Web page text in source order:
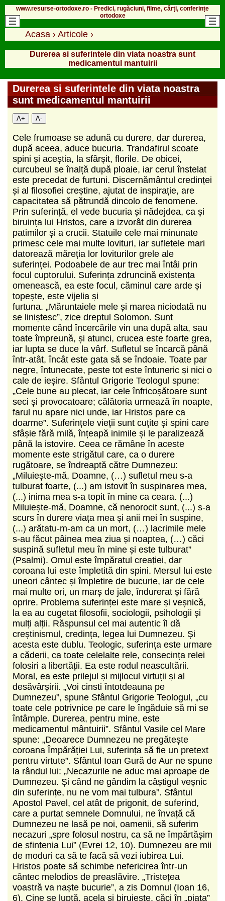
www.resurse-ortodoxe.ro - Predici, rugăciuni, filme, cărți, conferințe
ortodoxe
Acasa › Articole ›
Durerea si suferintele din viata noastra sunt
medicamentul mantuirii
Durerea si suferintele din viata noastra
sunt medicamentul mantuirii
A+ A-
Cele frumoase se adună cu durere, dar durerea,
după aceea, aduce bucuria. Trandafirul scoate
spini și aceștia, la sfârșit, florile. De obicei,
curcubeul se înalță după ploaie, iar cerul înstelat
este precedat de furtuni. Discernământul credinței
și al filosofiei creștine, ajutat de inspirație, are
capacitatea să pătrundă dincolo de fenomene.
Prin suferință, el vede bucuria și nădejdea, ca și
biruința lui Hristos, care a izvorât din durerea
patimilor și a crucii. Statuile cele mai minunate
primesc cele mai multe lovituri, iar sufletele mari
datorează măreția lor loviturilor grele ale
suferinței. Podoabele de aur trec mai întâi prin
focul cuptorului. Suferința zdruncină existența
omenească, ea este focul, căminul care arde și
topește, este vijelia și
furtuna. „Măruntaiele mele și marea niciodată nu
se liniștesc”, zice dreptul Solomon. Sunt
momente când încercările vin una după alta, sau
toate împreună, și atunci, crucea este foarte grea,
iar lupta se duce la vârf. Sufletul se încarcă până
într-atât, încât este gata să se îndoaie. Toate par
negre, întunecate, peste tot este întuneric și nici o
cale de ieșire. Sfântul Grigorie Teologul spune:
„Cele bune au plecat, iar cele înfricoșătoare sunt
seci și provocatoare; călătoria urmează în noapte,
farul nu apare nici unde, iar Hristos pare ca
doarme”. Suferințele vieții sunt cuțite și spini care
sfâșie fără milă, înțeapă inimile și le paralizează
până la istovire. Ceea ce rămâne în aceste
momente este strigătul care, ca o durere
rugătoare, se îndreaptă către Dumnezeu:
„Miluiește-mă, Doamne, (…) sufletul meu s-a
tulburat foarte, (...) am istovit în suspinarea mea,
(...) inima mea s-a topit în mine ca ceara. (...)
Miluiește-mă, Doamne, că nenorocit sunt, (...) s-a
scurs în durere viața mea și anii mei în suspine,
(...) arătatu-m-am ca un mort, (…) lacrimile mele
s-au făcut pâinea mea ziua și noaptea, (…) căci
suspină sufletul meu în mine și este tulburat”
(Psalmi). Omul este împăratul creației, dar
coroana lui este împletită din spini. Mersul lui este
uneori cântec și împletire de bucurie, iar de cele
mai multe ori, un marș de jale, îndurerat și fără
oprire. Problema suferinței este mare și veșnică,
la ea au cugetat filosofii, sociologii, psihologii și
mulți alții. Răspunsul cel mai autentic îl dă
creștinismul, credința, legea lui Dumnezeu. Și
acesta este dublu. Teologic, suferința este urmare
a căderii, ca toate celelalte rele, consecința relei
folosiri a libertății. Ea este rodul neascultării.
Moral, ea este prilejul și mijlocul virtuții și al
desăvârșirii. „Voi cinsti întotdeauna pe
Dumnezeu”, spune Sfântul Grigorie Teologul, „cu
toate cele potrivnice pe care le îngăduie să mi se
întâmple. Durerea, pentru mine, este
medicamentul mântuirii”. Sfântul Vasile cel Mare
spune: „Deoarece Dumnezeu ne pregătește
coroana Împărăției Lui, suferința să fie un pretext
pentru virtute”. Sfântul Ioan Gură de Aur ne spune
la rândul lui: „Necazurile ne aduc mai aproape de
Dumnezeu. Și când ne gândim la câștigul veșnic
din suferințe, nu ne vom mai tulbura”. Sfântul
Apostol Pavel, cel atât de prigonit, de suferind,
care a purtat semnele Domnului, ne învață că
Dumnezeu ne lasă pe noi, oamenii, să suferim
necazuri „spre folosul nostru, ca să ne împărtășim
de sfințenia Lui” (Evrei 12, 10). Dumnezeu are mii
de moduri ca să te facă să vezi iubirea Lui.
Hristos poate să schimbe nefericirea într-un
cântec melodios de preaslăvire. „Tristețea
voastră va naște bucurie”, a zis Domnul (Ioan 16,
6). Cine se luptă, acela și biruiește, căci în „piața”